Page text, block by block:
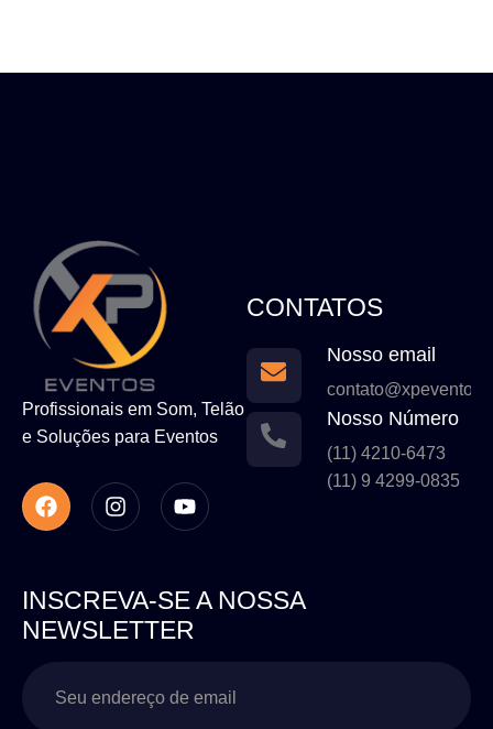
Profissionais em Som, Telão
e Soluções para Eventos
CONTATOS
Nosso email
Nosso Número
(11) 4210-6473
(11) 9 4299-0835
INSCREVA-SE A NOSSA
NEWSLETTER